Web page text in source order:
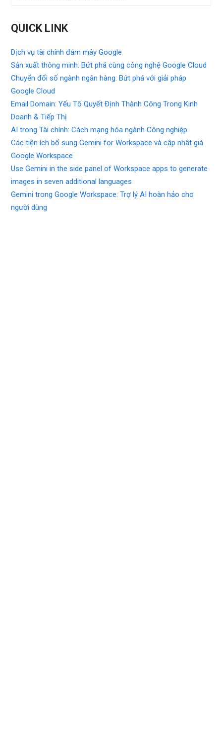
QUICK LINK
Dịch vụ tài chính đám mây Google
Sản xuất thông minh: Bứt phá cùng công nghệ Google Cloud
Chuyển đổi số ngành ngân hàng: Bứt phá với giải pháp
Google Cloud
Email Domain: Yếu Tố Quyết Định Thành Công Trong Kinh
Doanh & Tiếp Thị
AI trong Tài chính: Cách mạng hóa ngành Công nghiệp
Các tiện ích bổ sung Gemini for Workspace và cập nhật giá
Google Workspace
Use Gemini in the side panel of Workspace apps to generate
images in seven additional languages
Gemini trong Google Workspace: Trợ lý AI hoàn hảo cho
người dùng